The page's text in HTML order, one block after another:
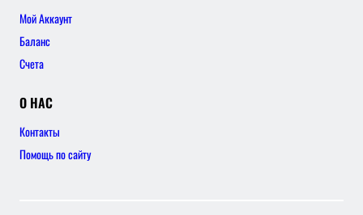
Мой Аккаунт
Баланс
Счета
О НАС
Контакты
Помощь по сайту